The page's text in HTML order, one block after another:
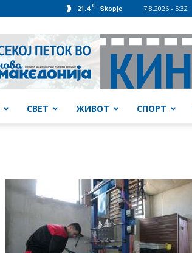
21.4 C Skopje 7.8.2026 - 5:32
СВЕТ ЖИВОТ СПОРТ